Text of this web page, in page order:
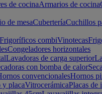
de cocinaArmarios de cocina
de mesaCuberteríaCuchillos
Frigoríficos combiVinotecas
Congeladores horizontales
Lavadoras de carga superior
con bomba de calor
convencionalesHornos
y placaVitrocerámicaPlacas de